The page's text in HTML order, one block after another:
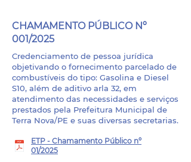
CHAMAMENTO PÚBLICO Nº
001/2025
Credenciamento de pessoa jurídica
objetivando o fornecimento parcelado de
combustíveis do tipo: Gasolina e Diesel
S10, além de aditivo arla 32, em
atendimento das necessidades e serviços
prestados pela Prefeitura Municipal de
Terra Nova/PE e suas diversas secretarias.
ETP - Chamamento Público nº
01/2025